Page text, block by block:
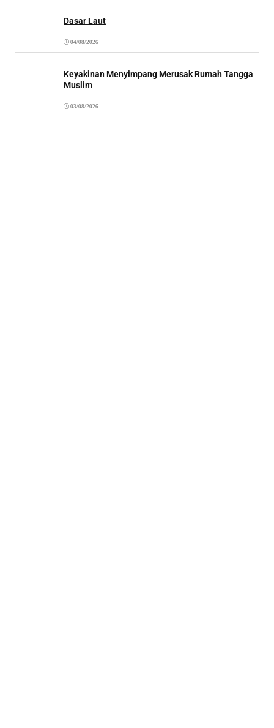
Dasar Laut
04/08/2026
Keyakinan Menyimpang Merusak Rumah Tangga
Muslim
03/08/2026